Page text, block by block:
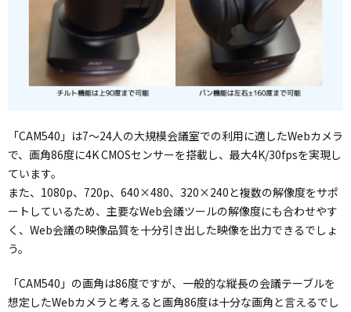
「CAM540」は7～24人の大規模会議室での利用に適したWebカメラ
で、画角86度に4K CMOSセンサーを搭載し、最大4K/30fpsを実現し
ています。
また、1080p、720p、640×480、320×240と複数の解像度をサポ
ートしているため、主要なWeb会議ツールの解像度にも合わせやす
く、Web会議の映像品質を十分引き出した映像を出力できるでしょ
う。
「CAM540」の画角は86度ですが、一般的な縦長の会議テーブルを
想定したWebカメラと考えると画角86度は十分な画角と言えるでし